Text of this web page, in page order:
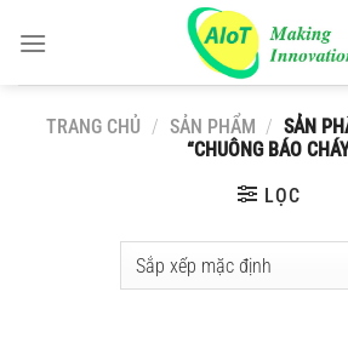
đến
TRANG CHỦ / SẢN PHẨM / SẢN
“CHUÔNG BÁO
LỌC